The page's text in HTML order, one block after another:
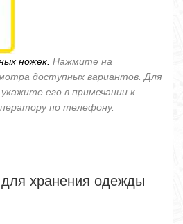
ножек. Нажмите на
доступных вариантов. Для
его в примечании к
по телефону.
хранения одежды